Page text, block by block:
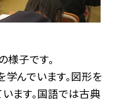
子です。
んでいます。図形を
ます。国語では古典